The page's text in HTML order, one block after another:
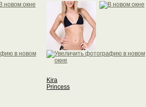
Kira
Princess